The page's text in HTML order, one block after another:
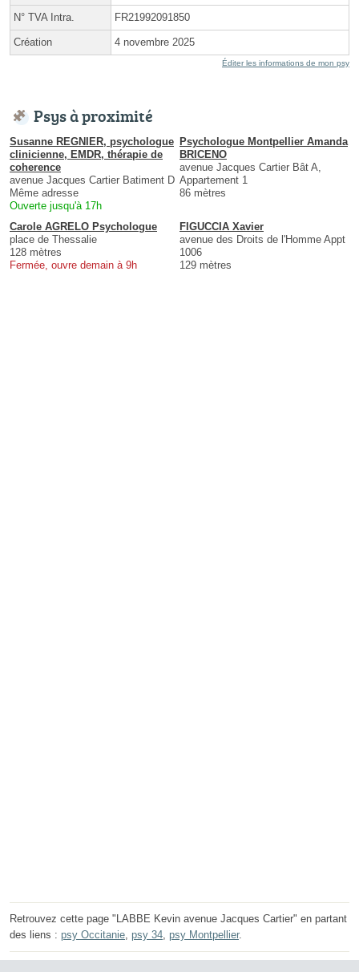
N° TVA Intra. FR21992091850
Création 4 novembre 2025
Éditer les informations de mon psy
Psys à proximité
Susanne REGNIER, psychologue
clinicienne, EMDR, thérapie de
coherence
avenue Jacques Cartier Batiment D
Même adresse
Ouverte jusqu'à 17h
Psychologue Montpellier Amanda
BRICENO
avenue Jacques Cartier Bât A,
Appartement 1
86 mètres
Carole AGRELO Psychologue
place de Thessalie
128 mètres
Fermée, ouvre demain à 9h
FIGUCCIA Xavier
avenue des Droits de l'Homme Appt
1006
129 mètres
Retrouvez cette page "LABBE Kevin avenue Jacques Cartier" en partant
des liens : psy Occitanie, psy 34, psy Montpellier.